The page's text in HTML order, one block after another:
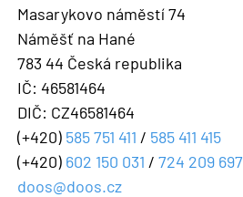
Masarykovo náměstí 74
Náměšť na Hané
783 44 Česká republika
IČ: 46581464
DIČ: CZ46581464
(+420) 585 751 411 / 585 411 415
(+420) 602 150 031 / 724 209 697
doos@doos.cz